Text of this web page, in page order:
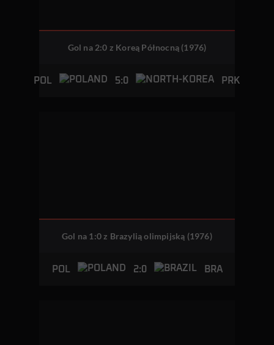
Gol na 2:0 z Koreą Północną (1976)
POL 5:0 PRK
Gol na 1:0 z Brazylią olimpijską (1976)
POL 2:0 BRA